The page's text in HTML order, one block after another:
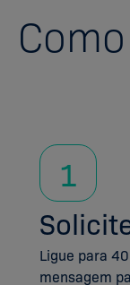
1
Ligue para
mensagem